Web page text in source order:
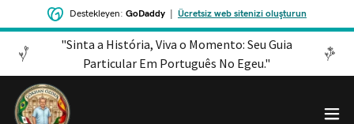
Destekleyen: GoDaddy Ücretsiz web sitenizi oluşturun
​"Sinta a História, Viva o Momento: Seu Guia
Particular Em Português No Egeu."